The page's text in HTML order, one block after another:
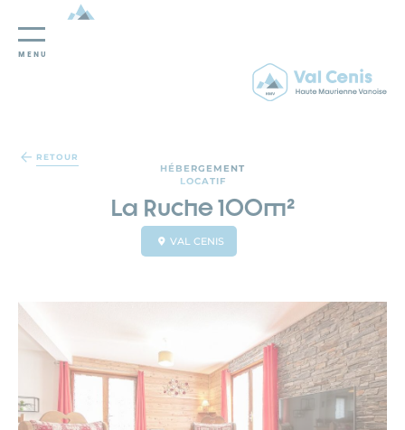
MENU
RETOUR
HÉBERGEMENT
LOCATIF
La Ruche 100m²
VAL CENIS